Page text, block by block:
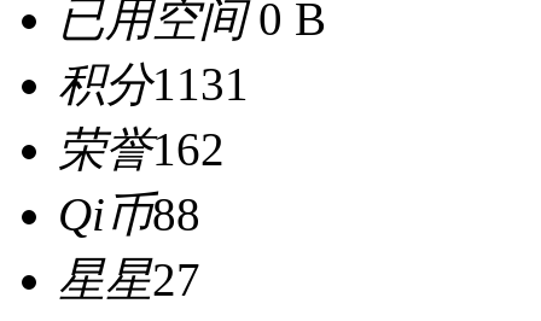
已用空间0 B
积分1131
荣誉162
Qi币88
星星27